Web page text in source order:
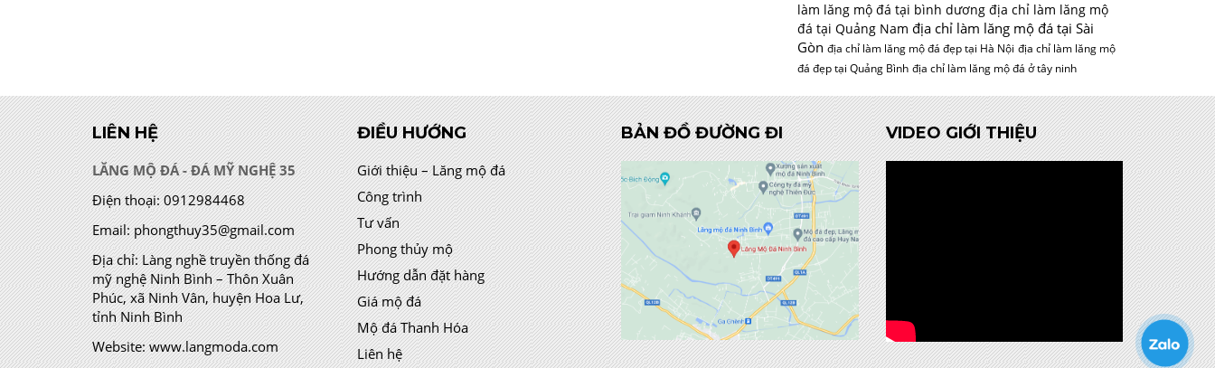
làm lăng mộ đá tại bình dương địa chỉ làm lăng mộ
đá tại Quảng Nam địa chỉ làm lăng mộ đá tại Sài
Gòn địa chỉ làm lăng mộ đá đẹp tại Hà Nội địa chỉ làm lăng mộ
đá đẹp tại Quảng Bình địa chỉ làm lăng mộ đá ở tây ninh
LIÊN HỆ
LĂNG MỘ ĐÁ - ĐÁ MỸ NGHỆ 35
Điện thoại: 0912984468
Email: phongthuy35@gmail.com
Địa chỉ:Làng nghề truyền thống đá
mỹ nghệ Ninh Bình – Thôn Xuân
Phúc, xã Ninh Vân, huyện Hoa Lư,
tỉnh Ninh Bình
Website: www.langmoda.com
ĐIỀU HƯỚNG
Giới thiệu – Lăng mộ đá
Công trình
Tư vấn
Phong thủy mộ
Hướng dẫn đặt hàng
Giá mộ đá
Mộ đá Thanh Hóa
Liên hệ
BẢN ĐỒ ĐƯỜNG ĐI VIDEO GIỚI THIỆU